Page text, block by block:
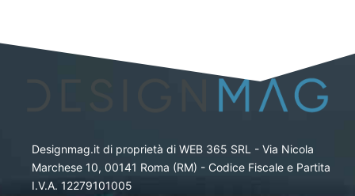
Designmag.it di proprietà di WEB 365 SRL - Via Nicola
Marchese 10, 00141 Roma (RM) - Codice Fiscale e Partita
I.V.A. 12279101005